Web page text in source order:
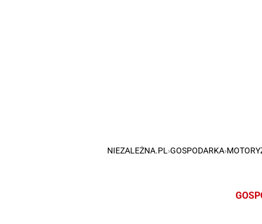
NIEZALEŻNA.PL ›GOSPODARKA›